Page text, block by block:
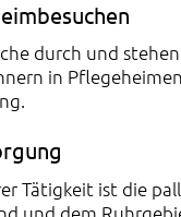
durch und
in
Tätigkeit ist die